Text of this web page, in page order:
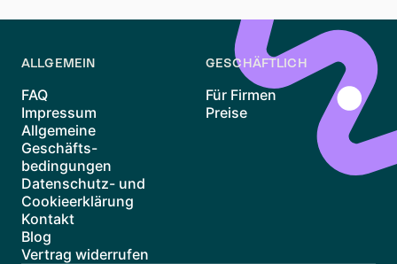
ALLGEMEIN
FAQ
Impressum
Allgemeine
Geschäfts-
bedingungen
Datenschutz- und
Cookieerklärung
Kontakt
Blog
Vertrag widerrufen
GESCHÄFTLICH
Für Firmen
Preise